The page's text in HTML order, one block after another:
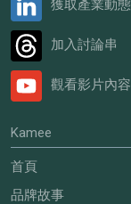
獲取產業動態
加入討論串
觀看影片內容
Kamee
首頁
品牌故事